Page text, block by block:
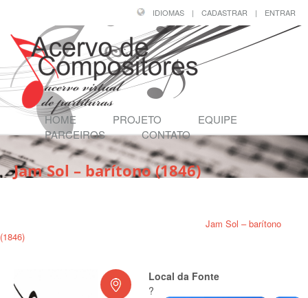
IDIOMAS | CADASTRAR | ENTRAR
HOME PROJETO
EQUIPE
PARCEIROS
CONTATO
Jam Sol – barítono (1846)
Jam Sol – barítono
(1846)
Local da Fonte
?